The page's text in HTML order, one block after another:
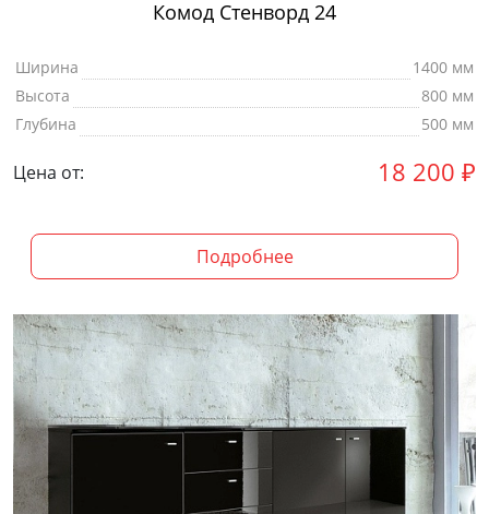
Комод Стенворд 24
Ширина
1400 мм
Высота
800 мм
Глубина
500 мм
Цена от: 18 200 ₽
Подробнее